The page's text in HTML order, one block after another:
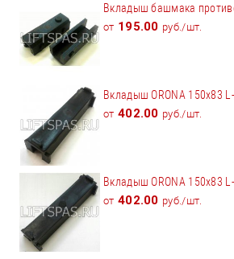
Вкладыш башмака
от 195.00 руб./шт.
Вкладыш ORONA 150x83
от 402.00 руб./шт.
Вкладыш ORONA 150x83
от 402.00 руб./шт.